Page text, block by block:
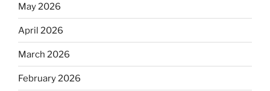
May 2026
April 2026
March 2026
February 2026